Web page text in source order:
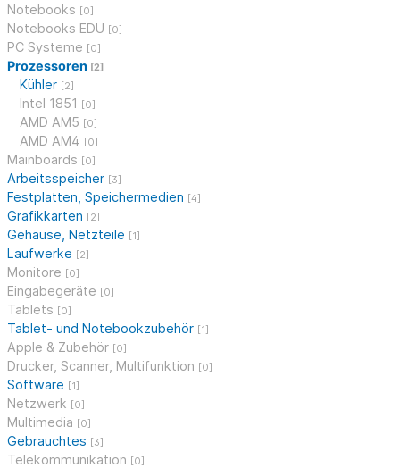
Notebooks [0]
Notebooks EDU [0]
PC Systeme [0]
Prozessoren [2]
Kühler [2]
Intel 1851 [0]
AMD AM5 [0]
AMD AM4 [0]
Mainboards [0]
Arbeitsspeicher [3]
Festplatten, Speichermedien [4]
Grafikkarten [2]
Gehäuse, Netzteile [1]
Laufwerke [2]
Monitore [0]
Eingabegeräte [0]
Tablets [0]
Tablet- und Notebookzubehör [1]
Apple & Zubehör [0]
Drucker, Scanner, Multifunktion [0]
Software [1]
Netzwerk [0]
Multimedia [0]
Gebrauchtes [3]
Telekommunikation [0]